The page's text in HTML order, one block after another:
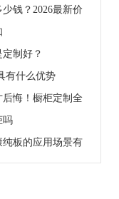
钱？2026最新价
制好？
有什么优势
悔！橱柜定制全
厨房大神
吗
板的应用场景有